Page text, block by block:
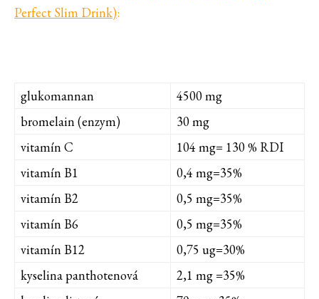
Perfect Slim Drink):
glukomannan
4500 mg
bromelain (enzym)
30 mg
vitamín C
104 mg= 130 % RDI
vitamín B1
0,4 mg=35%
vitamín B2
0,5 mg=35%
vitamín B6
0,5 mg=35%
vitamín B12
0,75 ug=30%
kyselina panthotenová
2,1 mg =35%